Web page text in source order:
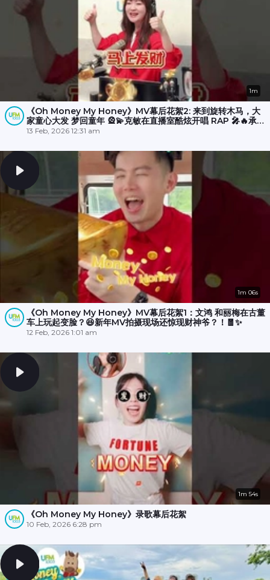
1m
《Oh Money My Honey》MV幕后花絮2: 来到旋转木马，大
家童心大发 梦回童年 🎡💫克敏在直播室酷炫开唱 RAP 🎤🔥承尧
和丽梅则拍摄空档在木马上斗舞？💃🕺
13 Feb, 2026 12:31 am
1m 06s
《Oh Money My Honey》MV幕后花絮1：文鸿 和丽梅在古董
车上玩起变脸？😆新年MV拍摄现场还惊现财神爷？！🧧✨
12 Feb, 2026 1:01 am
1m 54s
《Oh Money My Honey》录歌幕后花絮
10 Feb, 2026 6:28 pm